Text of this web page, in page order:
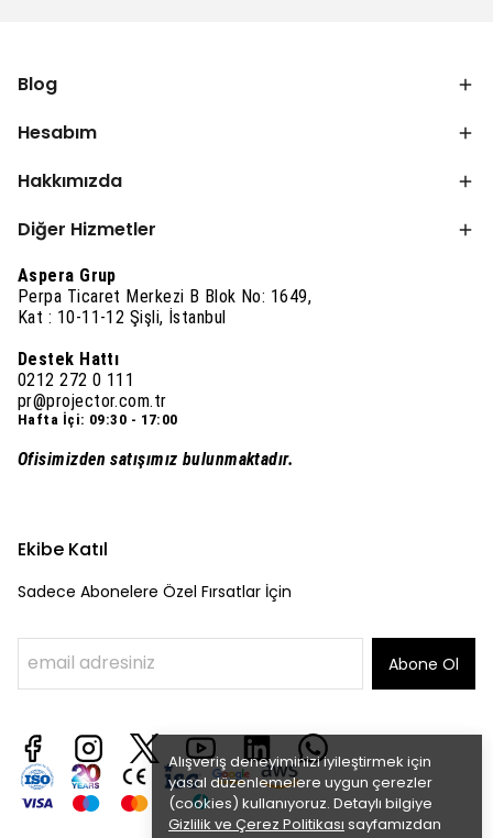
Alışveriş deneyiminizi iyileştirmek için
yasal düzenlemelere uygun çerezler
(cookies) kullanıyoruz. Detaylı bilgiye
Gizlilik ve Çerez Politikası sayfamızdan
Blog
Hesabım
Hakkımızda
Diğer Hizmetler
Aspera Grup
Perpa Ticaret Merkezi B Blok No: 1649,
Kat : 10-11-12 Şişli, İstanbul
Destek Hattı
0212 272 0 111
pr@projector.com.tr
Hafta İçi: 09:30 - 17:00
Ofisimizden satışımız bulunmaktadır.
Ekibe Katıl
Sadece Abonelere Özel Fırsatlar İçin
Abone Ol